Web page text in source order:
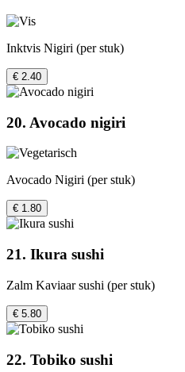
Inktvis Nigiri (per stuk)
€ 2.40
20. Avocado nigiri
Avocado Nigiri (per stuk)
€ 1.80
21. Ikura sushi
Zalm Kaviaar sushi (per stuk)
€ 5.80
22. Tobiko sushi